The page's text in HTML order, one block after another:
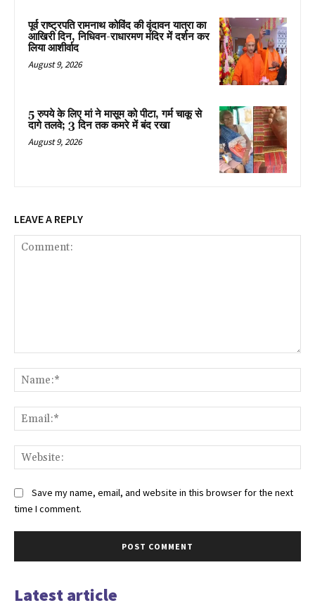
पूर्व राष्ट्रपति रामनाथ कोविंद की वृंदावन यात्रा का
आखिरी दिन, निधिवन-राधारमण मंदिर में दर्शन कर
लिया आशीर्वाद
August 9, 2026
5 रुपये के लिए मां ने मासूम को पीटा, गर्म चाकू से
दागे तलवे; 3 दिन तक कमरे में बंद रखा
August 9, 2026
LEAVE A REPLY
Save my name, email, and website in this browser for the next
time I comment.
Latest article